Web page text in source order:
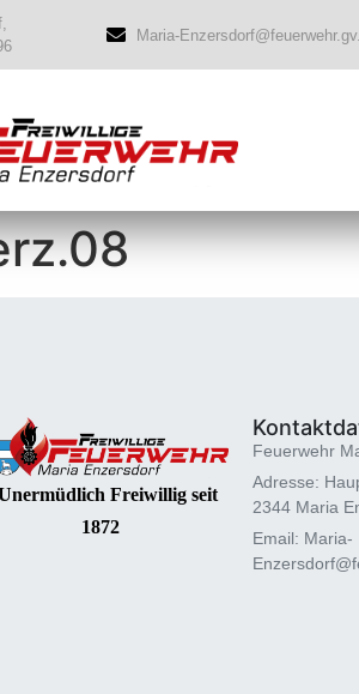
Maria-
Freiwillig seit
1872
Feuerwehr
Adresse:
2344 Maria
Email: Maria-